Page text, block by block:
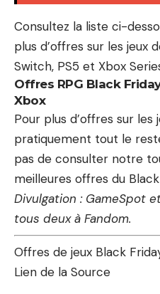
Consultez la liste ci-
plus d’offres sur les jeux
Switch, PS5 et Xbox
Offres RPG Black
Xbox
Pour plus d’offres sur les
pratiquement tout le
pas de consulter notre
meilleures offres du Black
Divulgation : GameSpot
tous deux à Fandom.
Offres de jeux Black
Lien de la Source